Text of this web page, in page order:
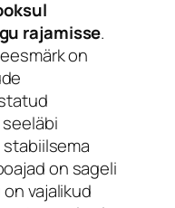
rajamisse.
on
on sageli
vajalikud